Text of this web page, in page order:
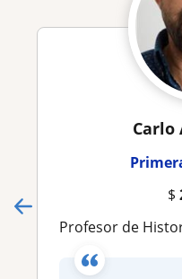
Carlo
$
Profesor de Historia, con